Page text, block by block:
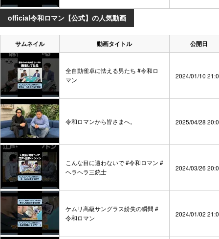
official令和ロマン【公式】の人気動画
サムネイル 動画タイトル 公開日
全自動雀卓に怯える男たち #令和ロ
マン
2024/01/10
令和ロマンから皆さまへ。 2025/04/28
こんな目に遭わないで #令和ロマン #
ヘラヘラ三銃士
2024/03/26
ケムリ高級サングラス紛失の瞬間 #
令和ロマン
2024/01/02